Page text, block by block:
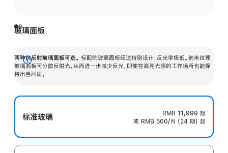
玻璃面板
两种抗反射玻璃面板可选。 标配的玻璃面板经过特别设计，反光率极低。纳米纹理
玻璃面板可分散反射光，从而进一步减少反光，即使在高亮光源的工作场所也能保
持出色画质。
展
开
标准玻璃 RMB 11,999 起
或 RMB 500/月 (24 期) 起